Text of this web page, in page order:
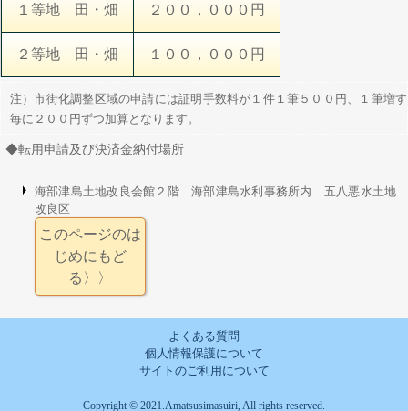
１等地 田・畑 ２００，０００円
２等地 田・畑 １００，０００円
注）市街化調整区域の申請には証明手数料が１件１筆５００円、１筆増す
毎に２００円ずつ加算となります。
◆転用申請及び決済金納付場所
海部津島土地改良会館２階 海部津島水利事務所内 五八悪水土地
改良区
このページのは
じめにもど
る〉〉
よくある質問
個人情報保護について
サイトのご利用について
Copyright © 2021.Amatsusimasuiri, All rights reserved.